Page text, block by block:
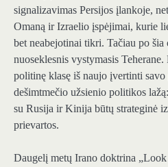
signalizavimas Persijos įlankoje,
Omaną ir Izraelio įspėjimai, kurie
bet neabejotinai tikri. Tačiau po
nuoseklesnis vystymasis
politinę klasę iš naujo įvertinti
dešimtmečio užsienio politikos
su Rusija ir Kinija būtų strateginė
prievartos.
Daugelį metų Irano doktrina „Look